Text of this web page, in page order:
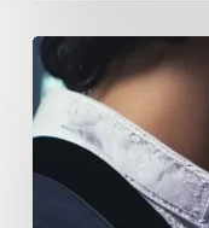
Rencontre
par
affinités
Comment
trouver